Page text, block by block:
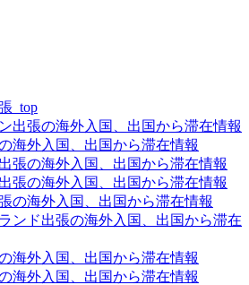
_top
出張の海外入国、出国から滞在情報
海外入国、出国から滞在情報
張の海外入国、出国から滞在情報
張の海外入国、出国から滞在情報
の海外入国、出国から滞在情報
ンド出張の海外入国、出国から滞在
海外入国、出国から滞在情報
海外入国、出国から滞在情報